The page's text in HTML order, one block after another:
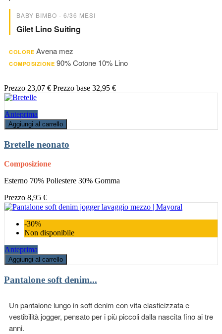
BABY BIMBO - 6/36 MESI
Gilet Lino Suiting
COLORE Avena mez
COMPOSIZIONE 90% Cotone 10% Lino
Prezzo 23,07 € Prezzo base 32,95 €
Anteprima
Aggiungi al carrello
Bretelle neonato
Composizione
Esterno 70% Poliestere 30% Gomma
Prezzo 8,95 €
-30%
Non disponibile
Anteprima
Aggiungi al carrello
Pantalone soft denim...
Un pantalone lungo in soft denim con vita elasticizzata e
vestibilità jogger, pensato per i più piccoli dalla nascita fino ai tre
anni.